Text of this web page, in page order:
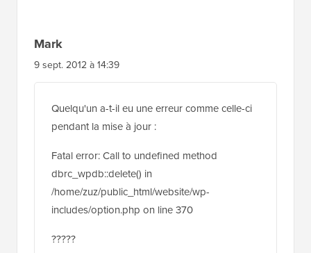
Mark
9 sept. 2012 à 14:39
Quelqu'un a-t-il eu une erreur comme celle-ci
pendant la mise à jour :
Fatal error: Call to undefined method
dbrc_wpdb::delete() in
/home/zuz/public_html/website/wp-
includes/option.php on line 370
?????